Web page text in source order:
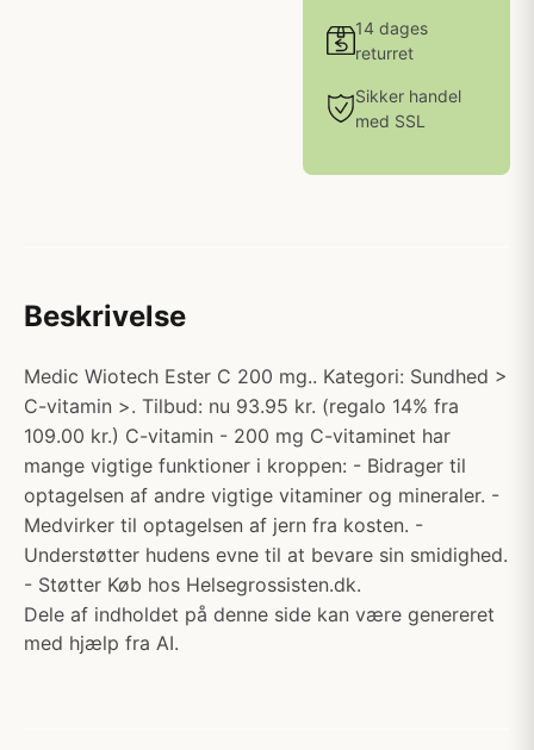
14 dages
returret
Sikker handel
med SSL
Beskrivelse
Medic Wiotech Ester C 200 mg.. Kategori: Sundhed >
C-vitamin >. Tilbud: nu 93.95 kr. (regalo 14% fra
109.00 kr.) C-vitamin - 200 mg C-vitaminet har
mange vigtige funktioner i kroppen: - Bidrager til
optagelsen af andre vigtige vitaminer og mineraler. -
Medvirker til optagelsen af jern fra kosten. -
Understøtter hudens evne til at bevare sin smidighed.
- Støtter Køb hos Helsegrossisten.dk.
Dele af indholdet på denne side kan være genereret
med hjælp fra AI.